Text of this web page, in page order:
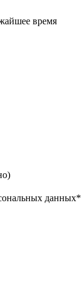
время
данных*